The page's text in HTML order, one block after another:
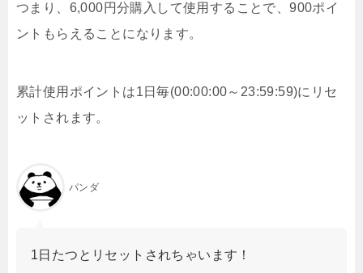
つまり、6,000円分購入して使用することで、900ポイ
ントもらえることになります。
累計使用ポイントは1日毎(00:00:00～23:59:59)にリセ
ットされます。
パンダ
1日たつとリセットされちゃいます！